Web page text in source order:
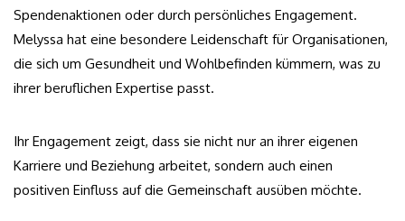
Spendenaktionen oder durch persönliches Engagement.
Melyssa hat eine besondere Leidenschaft für Organisationen,
die sich um Gesundheit und Wohlbefinden kümmern, was zu
ihrer beruflichen Expertise passt.
Ihr Engagement zeigt, dass sie nicht nur an ihrer eigenen
Karriere und Beziehung arbeitet, sondern auch einen
positiven Einfluss auf die Gemeinschaft ausüben möchte.